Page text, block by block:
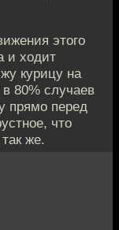
этого
и ходит
курицу на
80% случаев
прямо перед
что
же.